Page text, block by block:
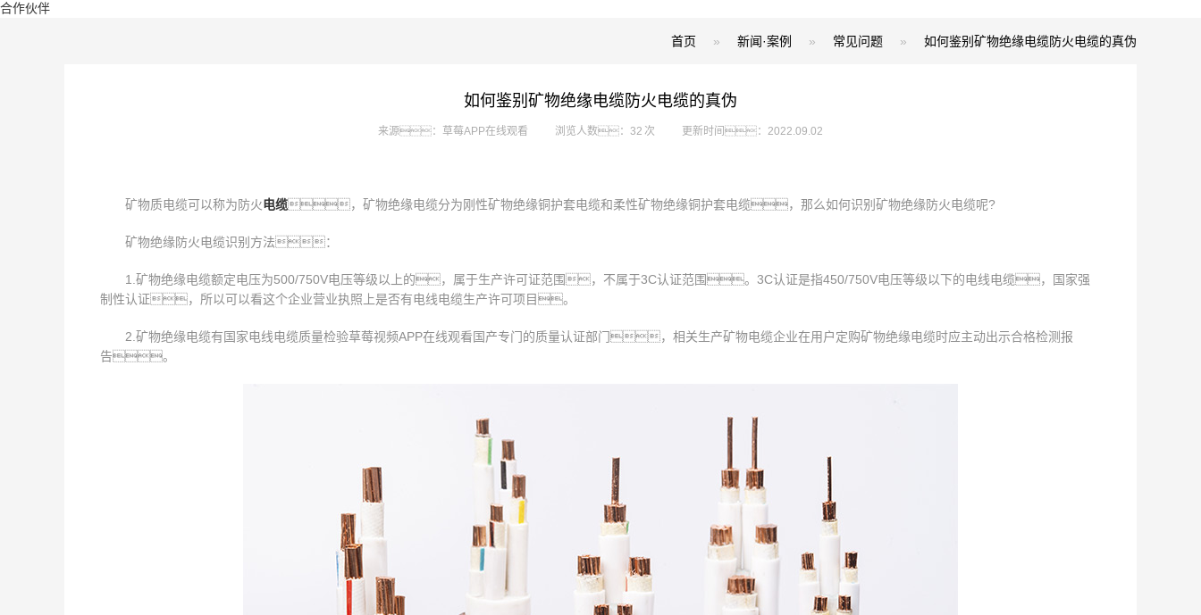
合作伙伴
首页 » 新闻·案例 » 常见问题 » 如何鉴别矿物绝缘电缆防火电缆的真伪
如何鉴别矿物绝缘电缆防火电缆的真伪
来源：草莓APP在线观看 浏览人数：32 次 更新时间：2022.09.02
矿物质电缆可以称为防火电缆，矿物绝缘电缆分为刚性矿物绝缘铜护套电缆和柔性矿物绝缘铜护套电缆，那么如何识别矿物绝缘防火电缆呢?
矿物绝缘防火电缆识别方法：
1.矿物绝缘电缆额定电压为500/750V电压等级以上的，属于生产许可证范围，不属于3C认证范围。3C认证是指450/750V电压等级以下的电线电缆，国家强
制性认证，所以可以看这个企业营业执照上是否有电线电缆生产许可项目。
2.矿物绝缘电缆有国家电线电缆质量检验草莓视频APP在线观看国产专门的质量认证部门，相关生产矿物电缆企业在用户定购矿物绝缘电缆时应主动出示合格检测报
告。